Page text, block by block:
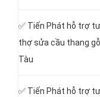
✅ Tiến Phát hỗ trợ
thợ sửa cầu thang
Tàu
✅ Tiến Phát hỗ trợ